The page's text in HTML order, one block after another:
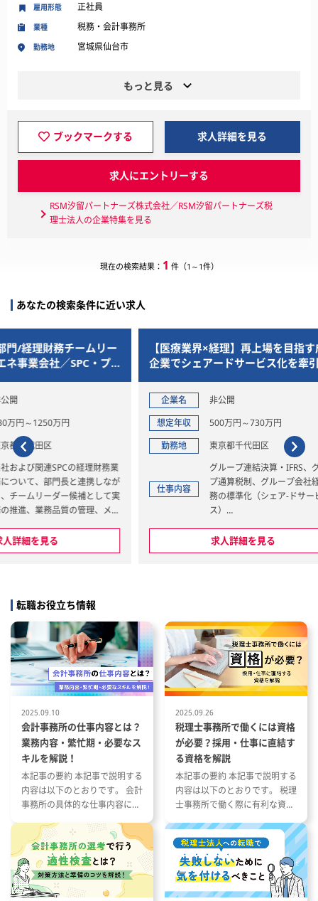
業種 税務・会計事務所
勤務地 宮城県仙台市
雇用形態 正社員
もっと見る
ブックマークする 求人詳細を見る
求人にエントリーする
RSM汐留パートナーズ株式会社／RSM汐留パートナーズ税
理士法人の企業特集を見る
現在の検索結果： 1 件（1～1件）
あなたの検索条件に近い求人
リー
・プ
財務業
携しなが
として実
理、メン
・マネ
料・仕
業務品
、知見共
求、出
務が安定
の推進
、年次決
ュール管
仕訳、税
、親会
資料提出
理、関係
ァイナン
【医療業界×経理】再上場を目指す成長
企業でシェアードサービス化を牽引す
500万円～730万円
東京都千代田区
仕事内容
グループ連結決算・IFRS、グルー
プ通算税制、グループ会社経理業
務の標準化（シェア-ドサービ
■グループ連結決算（日本基準＆
IFRS）のための主要子会社の経理
ジャーの下で可及的速やかに実行
する
■次の業務にも参画の可能性：グ
ループ通算税制、IFRS決算
【東京
グルー
勤務
仕事内
転職お役立ち情報
2025.09.10
会計事務所の仕事内容とは？
業務内容・繁忙期・必要なス
キルを解説！
本記事の要約 本記事で説明する
内容は以下のとおりです。 会計
事務所の具体的な仕事内容につ
繁忙期について 会計事務所で働
く際に役立つ資格や経験につい
て
2025.09.26
税理士事務所で働くには資格
が必要？採用・仕事に直結す
る資格を解説
本記事の要約 本記事で説明する
内容は以下のとおりです。 税理
士事務所で働く際に有利な資格
内容と資格が与える影響 資格や
スキルを活かした税理士事務所
への転職成功事例